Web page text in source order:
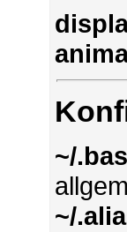
~/
~/